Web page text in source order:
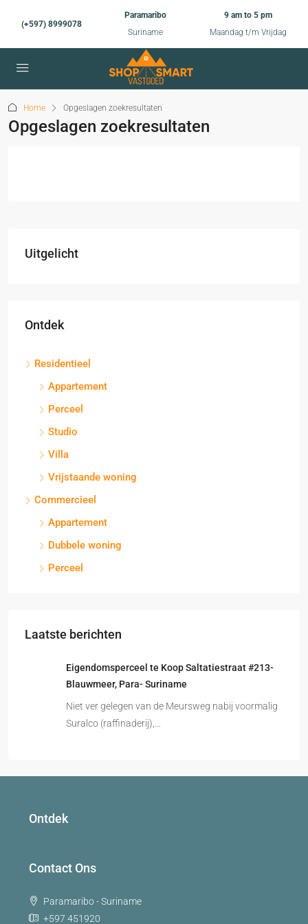
(+597) 8999078
Paramaribo
Suriname
9 am to 5 pm
Maandag t/m Vrijdag
Home Opgeslagen zoekresultaten
Opgeslagen zoekresultaten
Uitgelicht
Ontdek
Residentieel
Appartement
Perceel
Studio
Villa
Vrijstaande woning
Commercieel
Appartement
Dubbele woning
Perceel
Laatste berichten
Eigendomsperceel te Koop Saltatiestraat #213-
Blauwmeer, Para- Suriname
Niet ver gelegen van de Meursweg nabij voormalig
Suralco (raffinaderij),…
Ontdek
Contact Ons
Paramaribo - Suriname
+597 451920